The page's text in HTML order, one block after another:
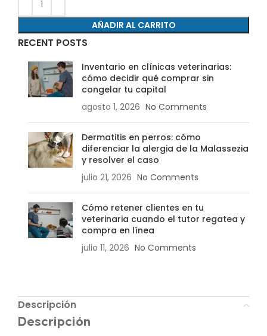
AÑADIR AL CARRITO
RECENT POSTS
Inventario en clínicas veterinarias:
cómo decidir qué comprar sin
congelar tu capital
agosto 1, 2026 No Comments
Dermatitis en perros: cómo
diferenciar la alergia de la Malassezia
y resolver el caso
julio 21, 2026 No Comments
Cómo retener clientes en tu
veterinaria cuando el tutor regatea y
compra en línea
julio 11, 2026 No Comments
Descripción
Descripción